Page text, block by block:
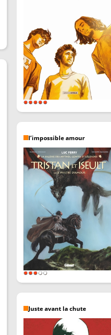
l’impossible amour
Juste avant la chute